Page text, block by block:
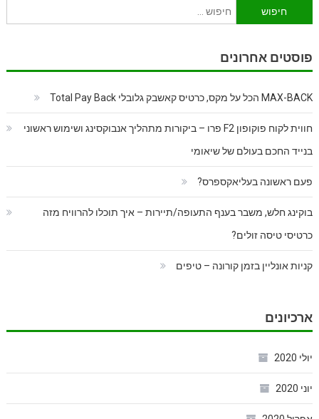
חיפוש:
פוסטים אחרונים
MAX-BACK הכל על מקס, כרטיס קאשבק גלובלי Total Pay Back
חווית לקוח פוקופון F2 פרו – ביקורות מתהליך אנבוקסינג ושימוש ראשוני
בנייד החכם בעולם של שיאומי
פעם ראשונה בעליאקספרס?
בוקינג חלש, משבר בענף התעופה/תיירות – איך תוכלו להרוויח מזה
כרטיסי טיסה זולים?
קניות אונליין בזמן קורונה – טיפים
ארכיונים
יולי 2020
יוני 2020